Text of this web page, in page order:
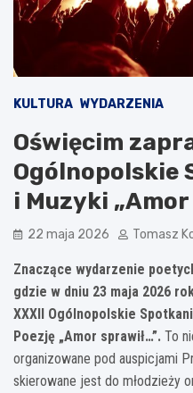
KULTURA WYDARZENIA
Oświęcim
Ogólnopolskie
i Muzyki
22 maja 2026 Tomasz
Znaczące wydarzenie
gdzie w dniu 23 maja 2026
XXXII Ogólnopolskie
Poezję „Amor sprawił…”. To
organizowane pod auspicjami
skierowane jest do młodzieży